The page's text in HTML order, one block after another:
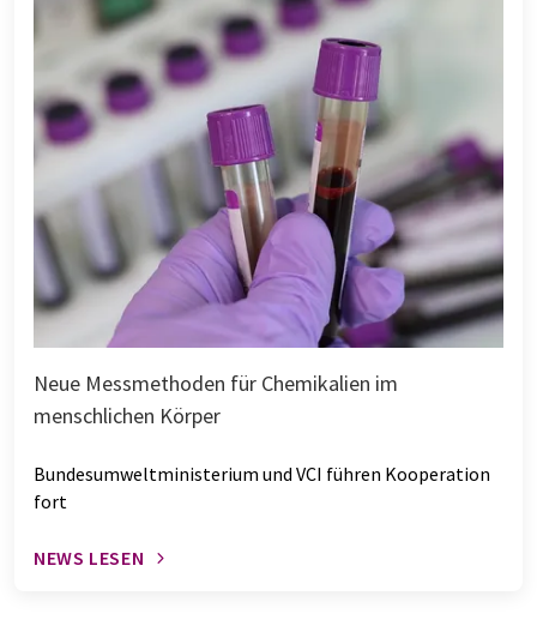
Neue Messmethoden für Chemikalien im
menschlichen Körper
Bundesumweltministerium und VCI führen Kooperation
fort
NEWS LESEN